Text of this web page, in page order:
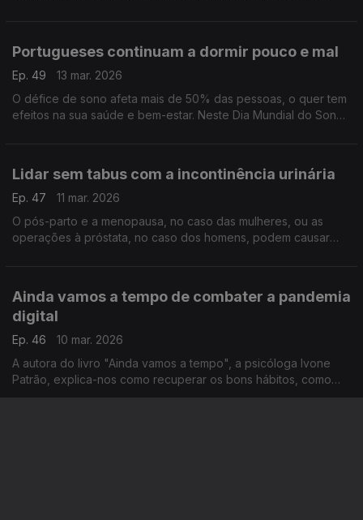
Portugueses continuam a dormir pouco e mal
Ep. 49
13 mar. 2026
O défice de sono afeta mais de 50% das pessoas, o quer tem
efeitos na sua saúde e bem-estar. Neste Dia Mundial do Sono
Lidar sem tabus com a incontinência urinária
Ep. 47
11 mar. 2026
O pós-parto e a menopausa, no caso das mulheres, ou as
operações à próstata, no caso dos homens, podem causar
Ainda vamos a tempo de combater a pandemia
digital
Ep. 46
10 mar. 2026
A autora do livro "Ainda vamos a tempo", a psicóloga Ivone
Patrão, explica-nos como recuperar os bons hábitos, como